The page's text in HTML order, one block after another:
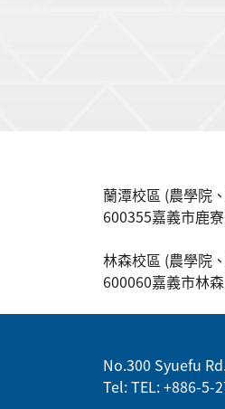
蘭潭校區 (農學院
600355嘉義市鹿
林森校區 (農學院
600060嘉義市林
No.300 Syuefu
Tel: TEL: +886-5-